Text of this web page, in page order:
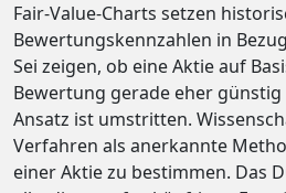
Fair-Value-Charts setzen
Bewertungskennzahlen in
Sei zeigen, ob eine Aktie auf
Bewertung gerade eher
Ansatz ist umstritten.
Verfahren als anerkannte
einer Aktie zu bestimmen. Das